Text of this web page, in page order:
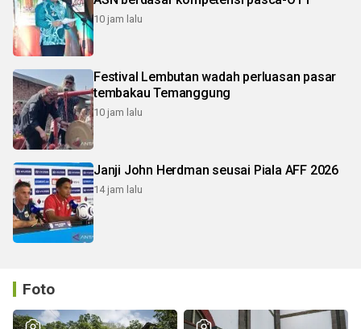
10 jam lalu
Festival Lembutan wadah perluasan pasar
tembakau Temanggung
10 jam lalu
Janji John Herdman seusai Piala AFF 2026
14 jam lalu
Foto